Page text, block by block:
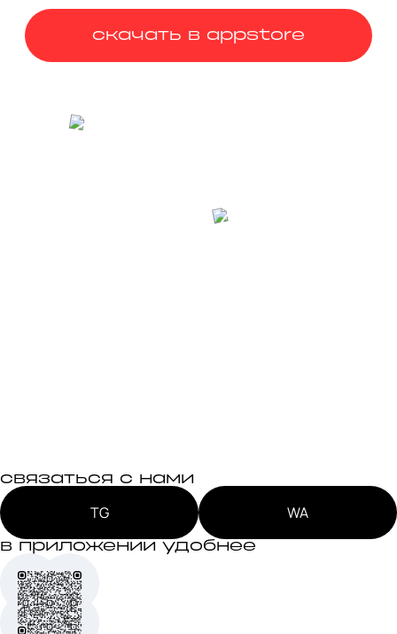
скачать в appstore
связаться с нами
TG WA
в приложении удобнее